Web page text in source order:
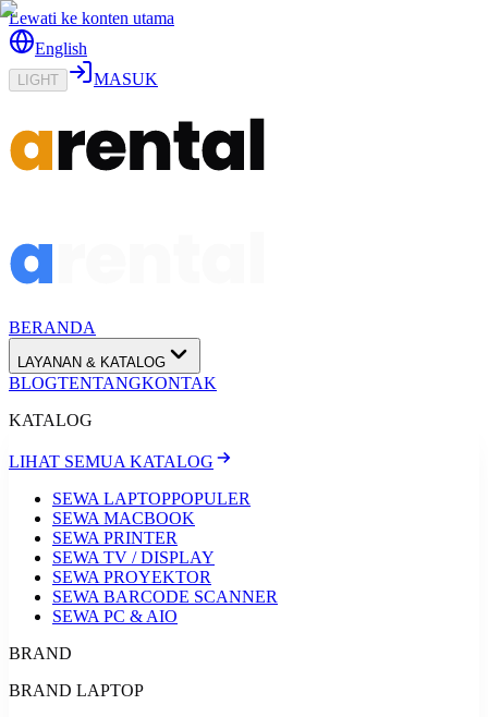
Lewati ke konten utama
English
LIGHT MASUK
BERANDA
LAYANAN & KATALOG
BLOGTENTANGKONTAK
KATALOG
LIHAT SEMUA KATALOG
SEWA LAPTOPPOPULER
SEWA MACBOOK
SEWA PRINTER
SEWA TV / DISPLAY
SEWA PROYEKTOR
SEWA BARCODE SCANNER
SEWA PC & AIO
BRAND
BRAND LAPTOP